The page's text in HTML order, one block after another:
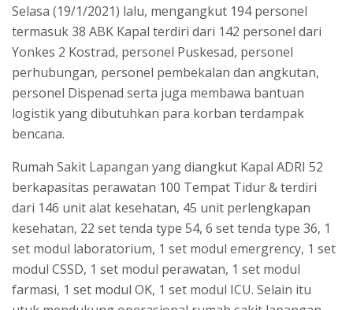
Selasa (19/1/2021) lalu, mengangkut 194 personel
termasuk 38 ABK Kapal terdiri dari 142 personel dari
Yonkes 2 Kostrad, personel Puskesad, personel
perhubungan, personel pembekalan dan angkutan,
personel Dispenad serta juga membawa bantuan
logistik yang dibutuhkan para korban terdampak
bencana.
Rumah Sakit Lapangan yang diangkut Kapal ADRI 52
berkapasitas perawatan 100 Tempat Tidur & terdiri
dari 146 unit alat kesehatan, 45 unit perlengkapan
kesehatan, 22 set tenda type 54, 6 set tenda type 36, 1
set modul laboratorium, 1 set modul emergrency, 1 set
modul CSSD, 1 set modul perawatan, 1 set modul
farmasi, 1 set modul OK, 1 set modul ICU. Selain itu